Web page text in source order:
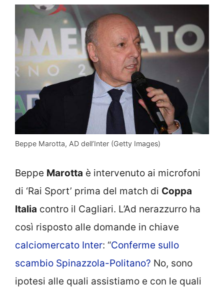
Beppe Marotta, AD dell’Inter (Getty Images)
Beppe Marotta è intervenuto ai microfoni
di ‘Rai Sport’ prima del match di Coppa
Italia contro il Cagliari. L’Ad nerazzurro ha
così risposto alle domande in chiave
calciomercato Inter: “Conferme sullo
scambio Spinazzola-Politano? No, sono
ipotesi alle quali assistiamo e con le quali